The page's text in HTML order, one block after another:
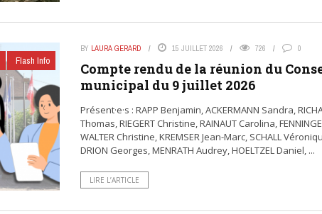
Flash Info
BY LAURA GERARD 15 JUILLET 2026 726 0
Compte rendu de la réunion du
municipal du 9 juillet 2026
Présent·e·s : RAPP Benjamin, ACKERMANN Sandra,
Thomas, RIEGERT Christine, RAINAUT Carolina,
WALTER Christine, KREMSER Jean-Marc, SCHALL
DRION Georges, MENRATH Audrey, HOELTZEL Daniel, ...
LIRE L’ARTICLE